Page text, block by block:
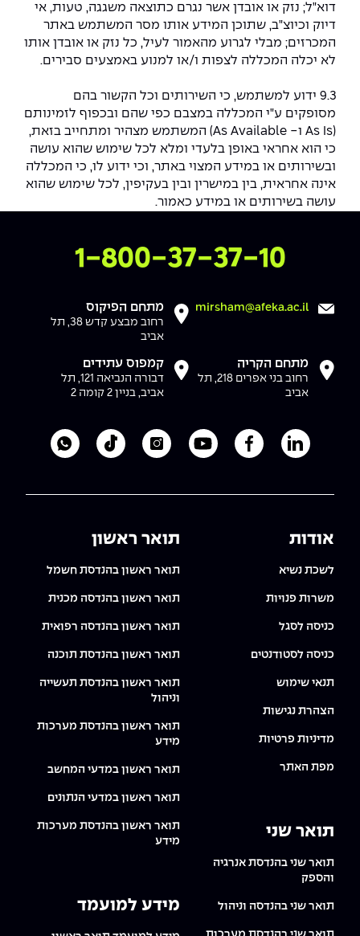
דוא"ל; נזק או אובדן אשר נגרם כתוצאה משגגה, טעות, אי
דיוק וכיוצ"ב, שתוכן המידע אותו מסר המשתמש באתר
המכרזים; מבלי לגרוע מהאמור לעיל, כל נזק או אובדן אותו
לא יכלה המכללה לצפות ו/או למנוע באמצעים סבירים.
9.3 ידוע למשתמש, כי השירותים וכל הקשור בהם
מסופקים ע"י המכללה במצבם כפי שהם ובכפוף לזמינותם
(As Is ו- As Available) המשתמש מצהיר ומתחייב בזאת,
כי הוא אחראי באופן בלעדי ומלא לכל שימוש שהוא עושה
ובשירותים או במידע המצוי באתר, וכי ידוע לו, כי המכללה
אינה אחראית, בין במישרין ובין בעקיפין, לכל שימוש שהוא
עושה בשירותים או במידע כאמור.
צרו איתנו קשר
1-800-37-37-10
mirsham@afeka.ac.il מתחם הפיקוס
רחוב מבצע קדש 38, תל
אביב
מתחם הקריה
רחוב בני אפרים 218, תל
אביב
קמפוס עתידים
דבורה הנביאה 121, תל
אביב, בניין 2 קומה 2
לעמוד הלינקדאין של מכללת אפקה
לעמוד הפייסבוק של מכללת אפקה
לעמוד היוטיוב של מכללת אפקה
לעמוד האינסטגרם של
לעמוד הטיקטוק
אודות
לשכת נשיא
משרות פנויות
כניסה לסגל
כניסה לסטודנטים
תנאי שימוש
הצהרת נגישות
מדיניות פרטיות
מפת האתר
תואר שני
תואר שני בהנדסת אנרגיה
והספק
תואר שני בהנדסה וניהול
תואר ראשון
תואר ראשון בהנדסת חשמל
תואר ראשון בהנדסה מכנית
תואר ראשון בהנדסה רפואית
תואר ראשון בהנדסת תוכנה
תואר ראשון בהנדסת תעשייה
וניהול
תואר ראשון בהנדסת מערכות
מידע
תואר ראשון במדעי המחשב
תואר ראשון במדעי הנתונים
תואר ראשון בהנדסת מערכות
מידע
מידע למועמד